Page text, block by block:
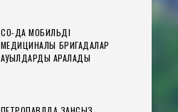
СҚО-ДА МОБИЛЬДІ
МЕДИЦИНАЛЫҚ БРИГАДАЛАР
АУЫЛДАРДЫ АРАЛАДЫ